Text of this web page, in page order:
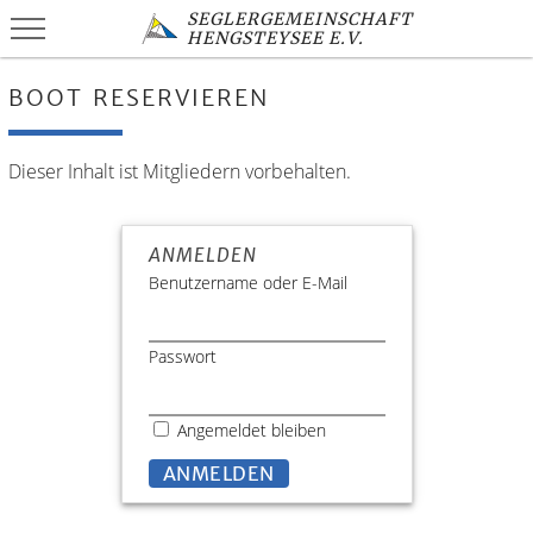
SEGLERGEMEINSCHAFT
HENGSTEYSEE E.V.
BOOT RESERVIEREN
Dieser Inhalt ist Mitgliedern vorbehalten.
ANMELDEN
Benutzername oder E-Mail
Passwort
Angemeldet bleiben